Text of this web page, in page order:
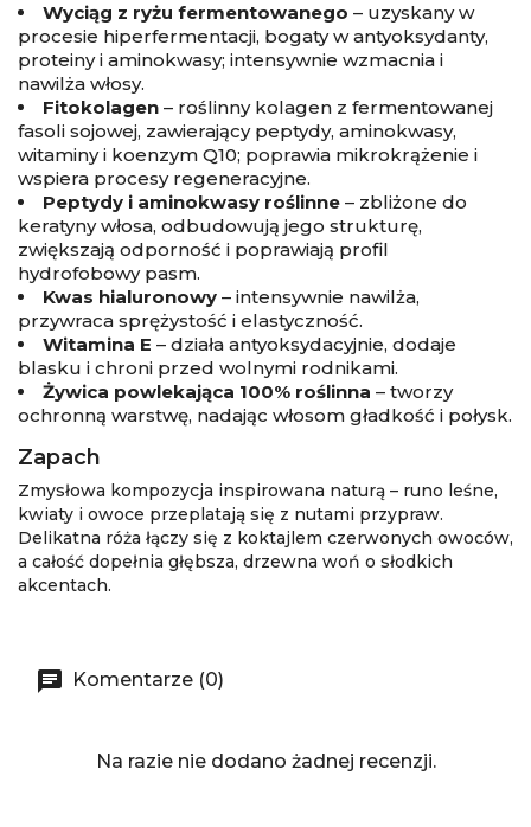
Wyciąg z ryżu fermentowanego – uzyskany w
procesie hiperfermentacji, bogaty w antyoksydanty,
proteiny i aminokwasy; intensywnie wzmacnia i
nawilża włosy.
Fitokolagen – roślinny kolagen z fermentowanej
fasoli sojowej, zawierający peptydy, aminokwasy,
witaminy i koenzym Q10; poprawia mikrokrążenie i
wspiera procesy regeneracyjne.
Peptydy i aminokwasy roślinne – zbliżone do
keratyny włosa, odbudowują jego strukturę,
zwiększają odporność i poprawiają profil
hydrofobowy pasm.
Kwas hialuronowy – intensywnie nawilża,
przywraca sprężystość i elastyczność.
Witamina E – działa antyoksydacyjnie, dodaje
blasku i chroni przed wolnymi rodnikami.
Żywica powlekająca 100% roślinna – tworzy
ochronną warstwę, nadając włosom gładkość i połysk.
Zapach
Zmysłowa kompozycja inspirowana naturą – runo leśne,
kwiaty i owoce przeplatają się z nutami przypraw.
Delikatna róża łączy się z koktajlem czerwonych owoców,
a całość dopełnia głębsza, drzewna woń o słodkich
akcentach.
Komentarze (0)
Na razie nie dodano żadnej recenzji.